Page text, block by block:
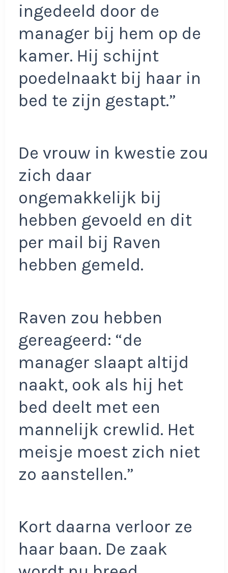
ingedeeld door de
manager bij hem op de
kamer. Hij schijnt
poedelnaakt bij haar in
bed te zijn gestapt.”
De vrouw in kwestie zou
zich daar
ongemakkelijk bij
hebben gevoeld en dit
per mail bij Raven
hebben gemeld.
Raven zou hebben
gereageerd: “de
manager slaapt altijd
naakt, ook als hij het
bed deelt met een
mannelijk crewlid. Het
meisje moest zich niet
zo aanstellen.”
Kort daarna verloor ze
haar baan. De zaak